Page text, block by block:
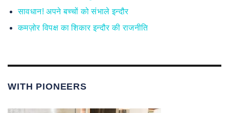
सावधान! अपने बच्चों को संभाले इन्दौर
कमज़ोर विपक्ष का शिकार इन्दौर की राजनीति
WITH PIONEERS